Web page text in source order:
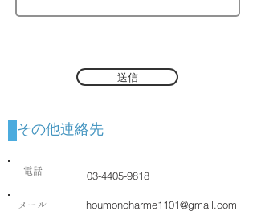
送信
その他連絡先
​電話
メール
03-4405-9818
houmoncharme1101@gmail.com